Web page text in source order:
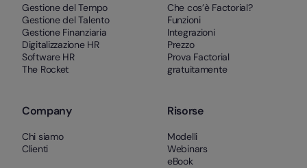
Gestione del Tempo
Gestione del Talento
Gestione Finanziaria
Digitalizzazione HR
Software HR
The Rocket
Che cos’è Factorial?
Funzioni
Integrazioni
Prezzo
Prova Factorial
gratuitamente
Company
Chi siamo
Clienti
Risorse
Modelli
Webinars
eBook